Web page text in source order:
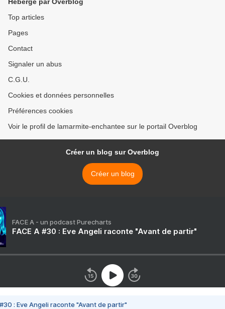
Top articles
Pages
Contact
Signaler un abus
C.G.U.
Cookies et données personnelles
Préférences cookies
Voir le profil de lamarmite-enchantee sur le portail Overblog
Créer un blog sur Overblog
Créer un blog
FACE A - un podcast Purecharts
FACE A #30 : Eve Angeli raconte "Avant de partir"
#30 : Eve Angeli raconte "Avant de partir"